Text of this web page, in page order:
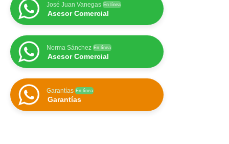
José Juan Vanegas En línea
Asesor Comercial
Norma Sánchez En línea
Asesor Comercial
Garantías En línea
Garantías